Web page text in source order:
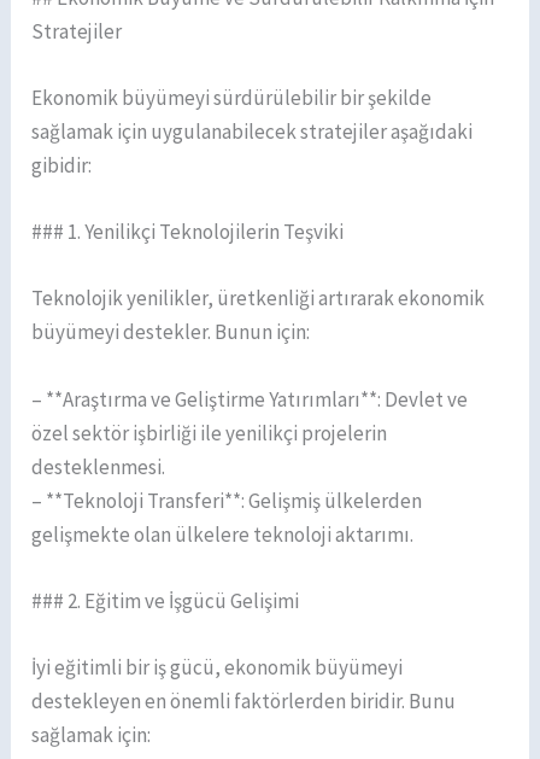
Stratejiler
Ekonomik büyümeyi sürdürülebilir bir şekilde
sağlamak için uygulanabilecek stratejiler aşağıdaki
gibidir:
### 1. Yenilikçi Teknolojilerin Teşviki
Teknolojik yenilikler, üretkenliği artırarak ekonomik
büyümeyi destekler. Bunun için:
– **Araştırma ve Geliştirme Yatırımları**: Devlet ve
özel sektör işbirliği ile yenilikçi projelerin
desteklenmesi.
– **Teknoloji Transferi**: Gelişmiş ülkelerden
gelişmekte olan ülkelere teknoloji aktarımı.
### 2. Eğitim ve İşgücü Gelişimi
İyi eğitimli bir iş gücü, ekonomik büyümeyi
destekleyen en önemli faktörlerden biridir. Bunu
sağlamak için: